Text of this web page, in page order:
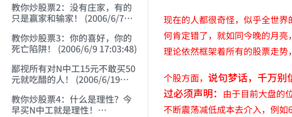
教你炒股票2：没有庄家，有的
只是赢家和输家！ (2006/6/7
教你炒股票3：你的喜好，你的
死亡陷阱！ (2006/6/9 17:03:48)
鄙视所有对N中工15元不敢买50
元就吃醋的人！ (2006/6/19
教你炒股票4：什么是理性？今
早买N中工就是理性！
现在的人都很奇怪，似乎全世
何肯定错了，就如同今晚的月
理论依然框架着所有的股票走势
个股方面，说句梦话，千万别
过必须声明： 由于目前大盘的
不断震荡减低成本去介入，例